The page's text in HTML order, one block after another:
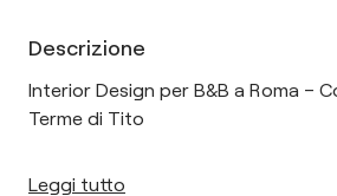
Descrizione
Interior Design per B&B a Roma –
Terme di Tito
Leggi tutto